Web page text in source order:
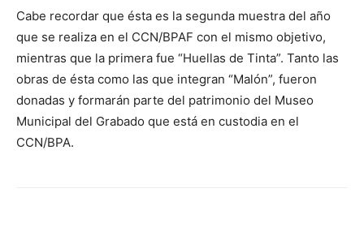
Cabe recordar que ésta es la segunda muestra del año
que se realiza en el CCN/BPAF con el mismo objetivo,
mientras que la primera fue “Huellas de Tinta”. Tanto las
obras de ésta como las que integran “Malón”, fueron
donadas y formarán parte del patrimonio del Museo
Municipal del Grabado que está en custodia en el
CCN/BPA.